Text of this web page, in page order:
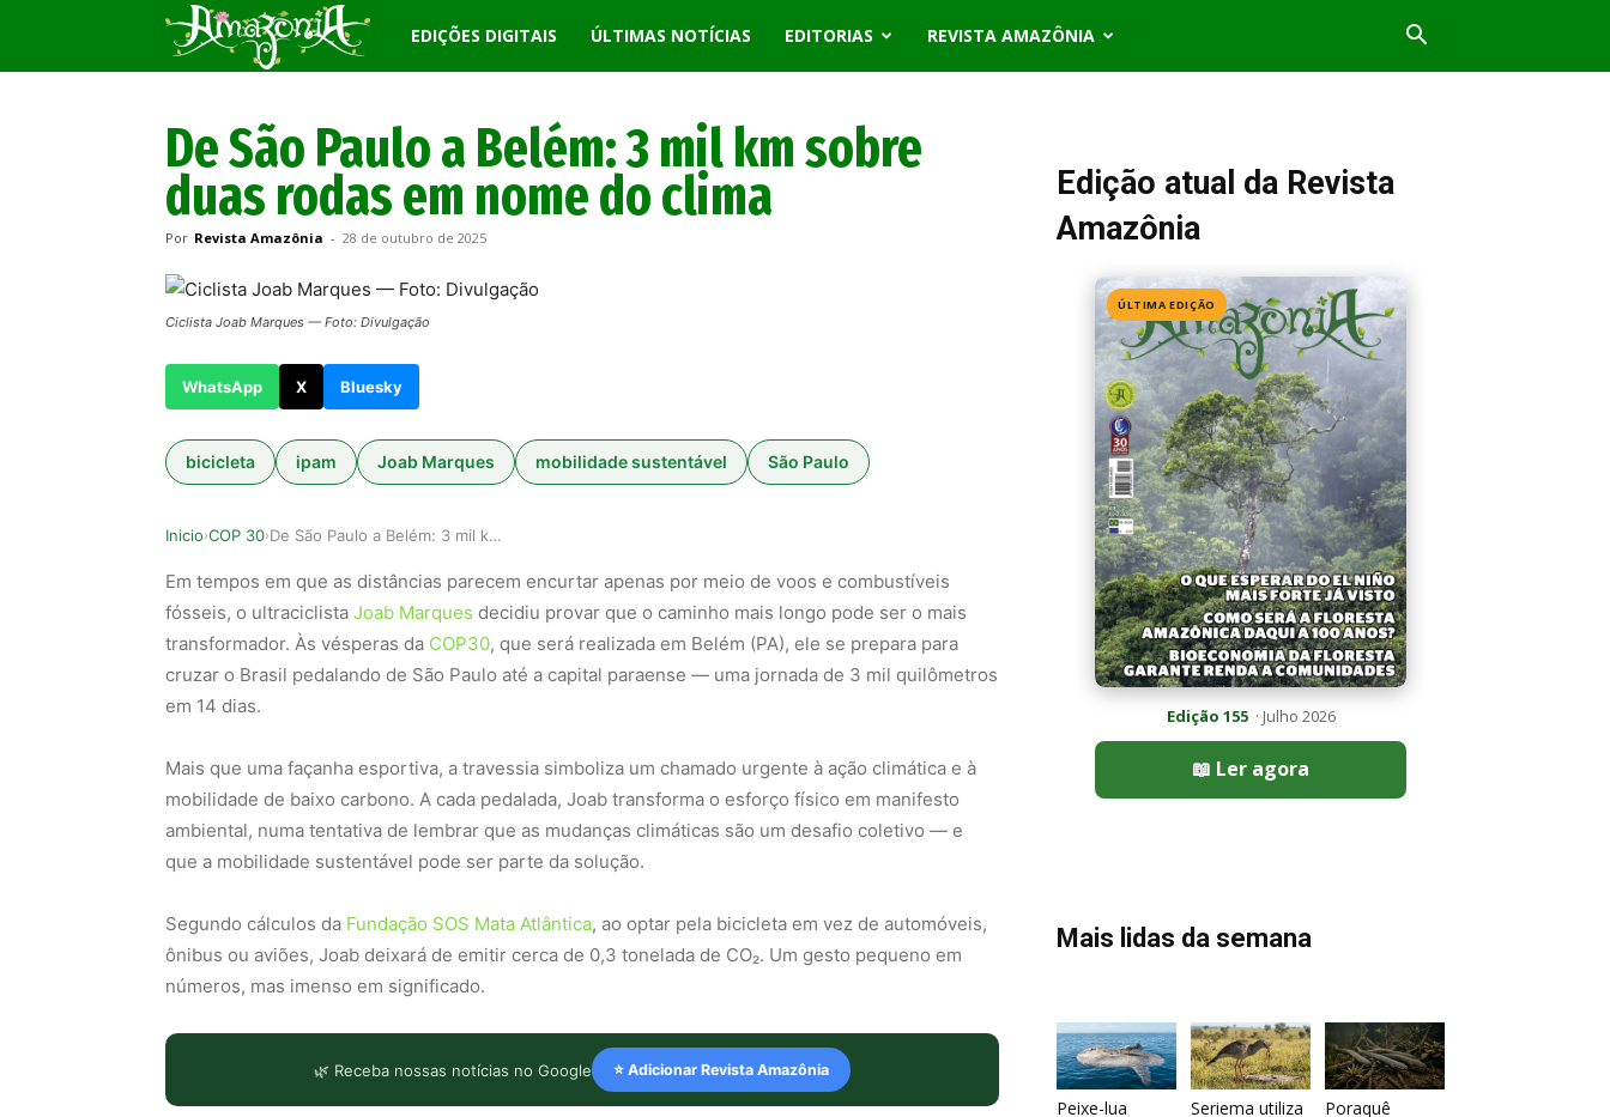
Revista
EDIÇÕES DIGITAIS ÚLTIMAS NOTÍCIAS EDITORIAS REVISTA AMAZÔNIA
De São Paulo a Belém: 3 mil km sobre
duas rodas em nome do clima
Por Revista Amazônia - 28 de outubro de 2025
Ciclista Joab Marques — Foto: Divulgação
WhatsApp X Bluesky
bicicleta ipam Joab Marques mobilidade sustentável São Paulo
Inicio›COP 30› De São Paulo a Belém: 3 mil km sobre duas rodas…
Em tempos em que as distâncias parecem encurtar apenas por meio de voos e combustíveis
fósseis, o ultraciclista Joab Marques decidiu provar que o caminho mais longo pode ser o mais
transformador. Às vésperas da COP30, que será realizada em Belém (PA), ele se prepara para
cruzar o Brasil pedalando de São Paulo até a capital paraense — uma jornada de 3 mil quilômetros
em 14 dias.
Mais que uma façanha esportiva, a travessia simboliza um chamado urgente à ação climática e à
mobilidade de baixo carbono. A cada pedalada, Joab transforma o esforço físico em manifesto
ambiental, numa tentativa de lembrar que as mudanças climáticas são um desafio coletivo — e
que a mobilidade sustentável pode ser parte da solução.
Segundo cálculos da Fundação SOS Mata Atlântica, ao optar pela bicicleta em vez de automóveis,
ônibus ou aviões, Joab deixará de emitir cerca de 0,3 tonelada de CO₂. Um gesto pequeno em
números, mas imenso em significado.
🌿 Receba nossas notícias no Google ⭐ Adicionar Revista Amazônia
Edição atual da Revista
Amazônia
ÚLTIMA EDIÇÃO
Edição 155· Julho 2026
📖 Ler agora
Mais lidas da semana
Peixe-lua
Seriema utiliza
Poraquê